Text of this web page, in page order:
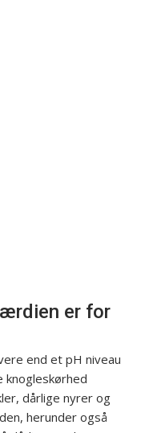
er for
end et pH niveau
knogleskørhed
dårlige nyrer og
herunder også